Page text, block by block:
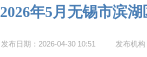
2026年5月无锡市滨
发布日期：2026-04-30 10:51 发布机